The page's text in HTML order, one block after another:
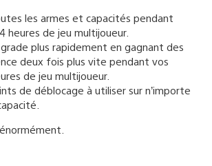
les armes et capacités pendant
heures de jeu multijoueur.
plus rapidement en gagnant des
deux fois plus vite pendant vos
de jeu multijoueur.
de déblocage à utiliser sur n’importe